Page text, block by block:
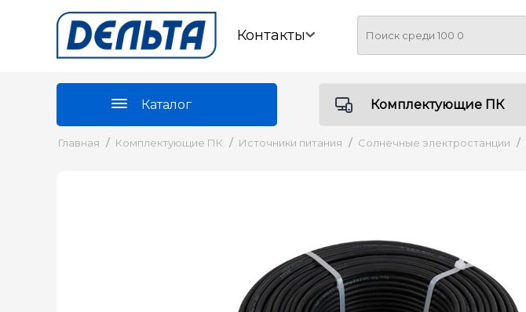
Контакты
Каталог Комплектующие ПК
Главная / Комплектующие ПК / Источники питания / Солнечные электростанции /